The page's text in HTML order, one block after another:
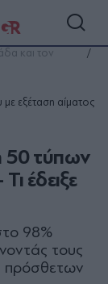
και τον
εξέταση αίματος
50 τύπων
έδειξε
98%
τους
πρόσθετων